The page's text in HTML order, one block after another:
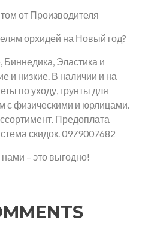
от Производителя
орхидей на Новый год?
Эластика и
и низкие. В наличии и на
по уходу, грунты для
с физическими и юрлицами.
Предоплата
скидок. 0979007682
– это выгодно!